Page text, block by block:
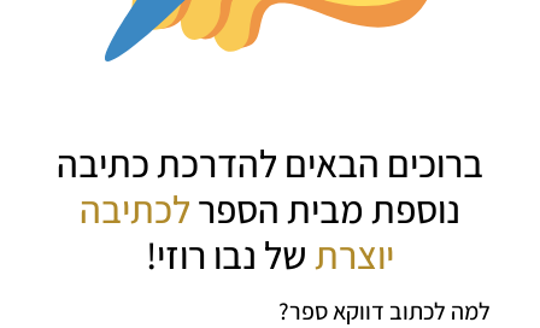
ברוכים הבאים להדרכת כתיבה
נוספת מבית הספרלכתיבה
יוצרתשל נבו רוזי!
למה לכתוב דווקא ספר?